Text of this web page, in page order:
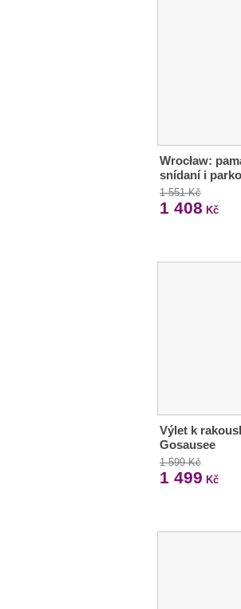
Wrocław:
snídaní i
1 551 Kč
1 408 Kč
Výlet k
Gosausee
1 599 Kč
1 499 Kč